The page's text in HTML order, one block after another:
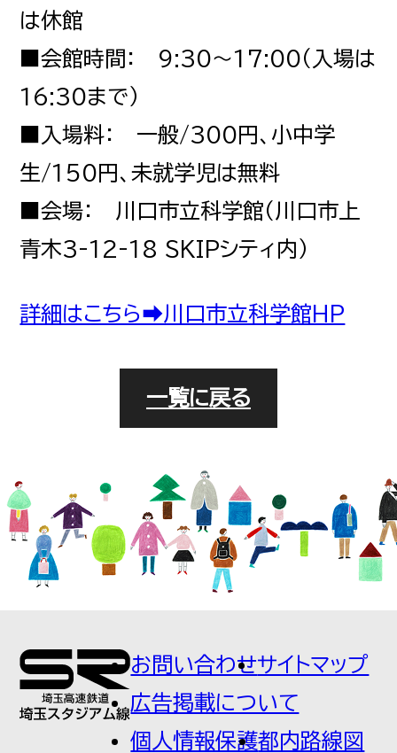
遅延証明書
NEWSお知らせ
CORPORATE
FOR BUSINESS法人
RECRUIT
採用サイト
サイトポリシー
サイトマップ
は休館
■会館時間： 9:30〜17:00（入場は
16:30まで）
■入場料： 一般/300円、小中学
生/150円、未就学児は無料
■会場： 川口市立科学館（川口市上
青木3-12-18 SKIPシティ内）
詳細はこちら➡川口市立科学館HP
一覧に戻る
お問い合わせサイトマップ
広告掲載について
個人情報保護都内路線図